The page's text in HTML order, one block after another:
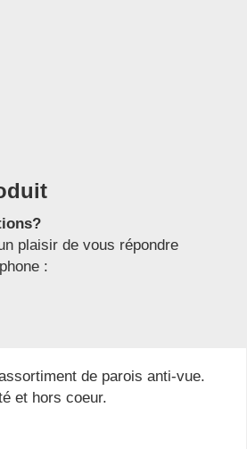
plaisir de vous répondre
:
de parois anti-vue.
et hors coeur.